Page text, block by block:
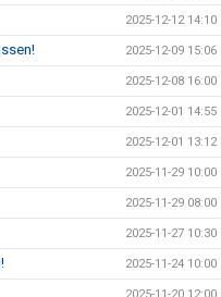
2025-12-12 14:10
2025-12-09 15:06
2025-12-08 16:00
2025-12-01 14:55
2025-12-01 13:12
2025-11-29 10:00
2025-11-29 08:00
2025-11-27 10:30
2025-11-24 10:00